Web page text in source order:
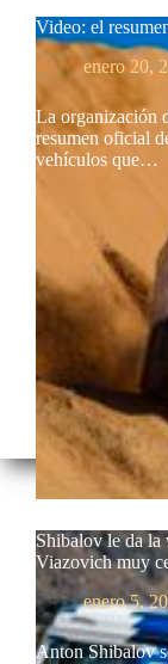
Video: el
enero 20,
La organización
resumen oficial
vehículos que…
Shibalov le da la
Viazovich muy
enero 5,
Anton Shibalov